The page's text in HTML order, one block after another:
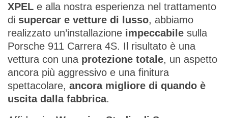
XPEL e alla nostra esperienza nel trattamento
di supercar e vetture di lusso, abbiamo
realizzato un’installazione impeccabile sulla
Porsche 911 Carrera 4S. Il risultato è una
vettura con una protezione totale, un aspetto
ancora più aggressivo e una finitura
spettacolare, ancora migliore di quando è
uscita dalla fabbrica.